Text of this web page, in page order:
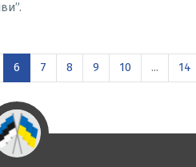
6 7 8 9 10 ... 14